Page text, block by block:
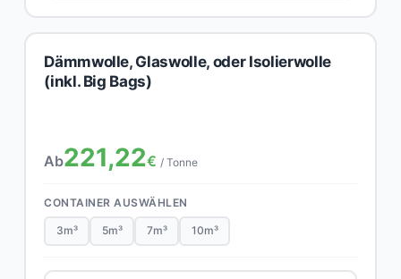
Dämmwolle, Glaswolle, oder Isolierwolle
(inkl. Big Bags)
Ab221,22€ / Tonne
CONTAINER AUSWÄHLEN
3m³ 5m³ 7m³ 10m³